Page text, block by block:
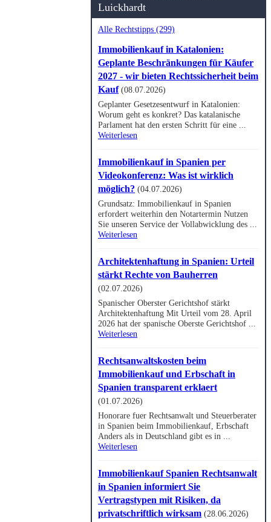
Luickhardt
Alle Rechtstipps (299)
Immobilienkauf in Katalonien:
Geplante Beschränkungen für Käufer
2027 - wir bieten Rechtssicherheit beim
Kauf (08.07.2026)
Geplanter Gesetzesentwurf in Katalonien:
Worum geht es konkret? Das katalanische
Parlament hat den ersten Schritt für eine ...
Weiterlesen
Immobilienkauf in Spanien per
Videokonferenz: Was ist wirklich
möglich? (04.07.2026)
Grundsatz: Immobilienkauf in Spanien
erfordert weiterhin den Notartermin Nutzen
Sie unseren Service der Vollabwicklung des ...
Weiterlesen
Architektenhaftung in Spanien: Urteil
stärkt Rechte von Bauherren
(02.07.2026)
Spanischer Oberster Gerichtshof stärkt
Architektenhaftung Mit Urteil vom 28. April
2026 hat der spanische Oberste Gerichtshof ...
Weiterlesen
Rechtsanwaltskosten beim
Immobilienkauf und Erbschaft in
Spanien transparent erklaert
(01.07.2026)
Honorare fuer Rechtsanwalt und Steuerberater
in Spanien beim Immobilienkauf, Erbschaft
Anders als in Deutschland gibt es in ...
Weiterlesen
Immobilienkauf Spanien Rechtsanwalt
in Spanien informiert Sie
Vertragstypen mit Risiken, da
privatschriftlich wirksam (28.06.2026)